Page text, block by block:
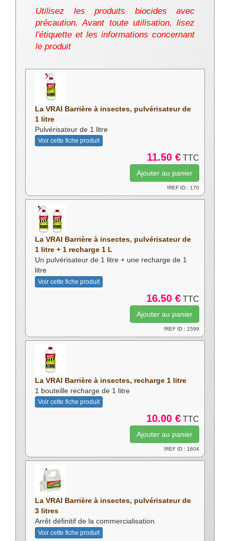
Utilisez les produits biocides avec
précaution. Avant toute utilisation, lisez
l'étiquette et les informations concernant
le produit
La VRAI Barrière à insectes, pulvérisateur de
1 litre
Pulvérisateur de 1 litre
Voir cette fiche produit
11.50 € TTC
!REF ID : 170
La VRAI Barrière à insectes, pulvérisateur de
1 litre + 1 recharge 1 L
Un pulvérisateur de 1 litre + une recharge de 1
litre
Voir cette fiche produit
16.50 € TTC
!REF ID : 1599
La VRAI Barrière à insectes, recharge 1 litre
1 bouteille recharge de 1 litre
Voir cette fiche produit
10.00 € TTC
!REF ID : 1604
La VRAI Barrière à insectes, pulvérisateur de
3 litres
Arrêt définitif de la commercialisation
Voir cette fiche produit